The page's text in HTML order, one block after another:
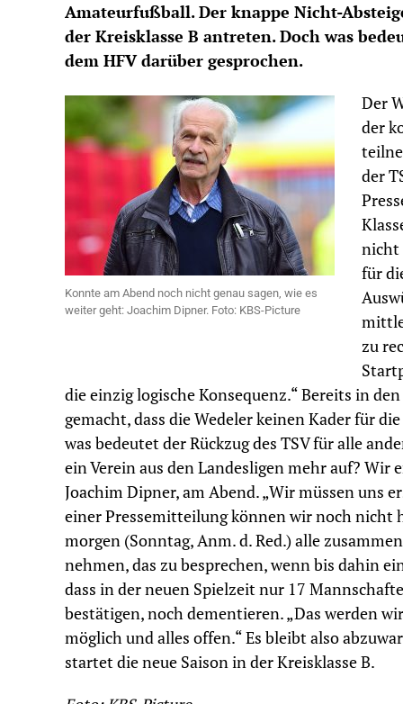
Amateurfußball. Der knappe Nicht-
der Kreisklasse B antreten. Doch was
dem HFV darüber gesprochen.
Konnte am Abend noch nicht genau sagen, wie es
weiter geht: Joachim Dipner. Foto: KBS-Picture
Der
der
der
nicht
für
zu
die einzig logische Konsequenz.“ Bereits in
gemacht, dass die Wedeler keinen Kader für
was bedeutet der Rückzug des TSV für alle
ein Verein aus den Landesligen mehr auf? Wir
Joachim Dipner, am Abend. „Wir müssen uns
einer Pressemitteilung können wir noch nicht
morgen (Sonntag, Anm. d. Red.) alle
nehmen, das zu besprechen, wenn bis dahin
dass in der neuen Spielzeit nur 17
bestätigen, noch dementieren. „Das werden
möglich und alles offen.“ Es bleibt also
startet die neue Saison in der Kreisklasse B.